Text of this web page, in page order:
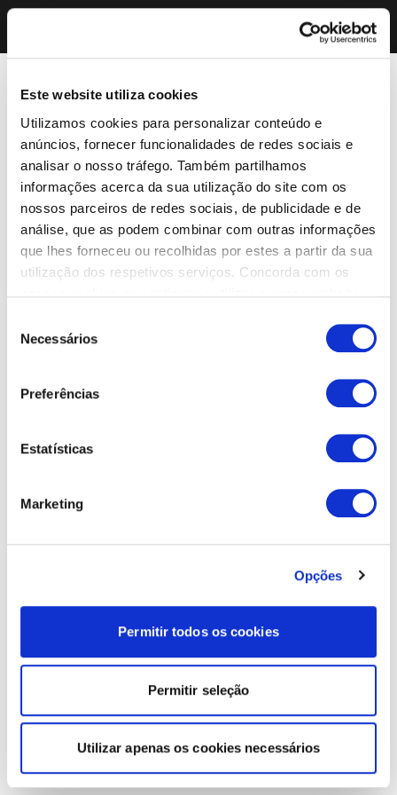
Este website utiliza cookies
Utilizamos cookies para personalizar conteúdo e
anúncios, fornecer funcionalidades de redes sociais e
analisar o nosso tráfego. Também partilhamos
informações acerca da sua utilização do site com os
nossos parceiros de redes sociais, de publicidade e de
análise, que as podem combinar com outras informações
que lhes forneceu ou recolhidas por estes a partir da sua
utilização dos respetivos serviços. Concorda com os
Necessários
Preferências
Estatísticas
Marketing
Opções
Permitir todos os cookies
Permitir seleção
Utilizar apenas os cookies necessários